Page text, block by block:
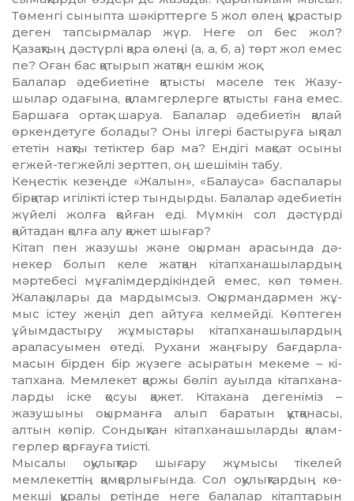
Төменгі сыныпта шәкірттерге 5 жол өлең құрастыр
деген тапсырмалар жүр. Неге ол бес жол?
Қазақтың дәстүрлі қара өлеңі (а, а, б, а) төрт жол емес
пе? Оған бас қатырып жатқан еш­кім жоқ.
Балалар әдебиетіне қатысты мәселе тек Жазу­
шылар одағына, қаламгерлерге қатысты ғана емес.
Баршаға ортақ шаруа. Балалар әдебиетін қа­лай
өркендетуге болады? Оны ілгері бастыруға ықпал
ететін нақты тетіктер бар ма? Ендігі мақсат осы­ны
егжей-тегжейлі зерттеп, оң шешімін та­бу.
Кеңестік кезеңде «Жалын», «Балауса» бас­па­лары
бірқатар игілікті істер тындырды. Балалар әдебиетін
жүйелі жолға қойған еді. Мүмкін сол дәстүрді
қайтадан қолға алу қажет шығар?
Кітап пен жазушы және оқырман арасында дә­
некер болып келе жатқан кітапханашылардың
мәртебесі мұғалімдердікіндей емес, көп төмен.
Жалақылары да мардымсыз. Оқырмандармен жұ­
мыс істеу жеңіл деп айтуға келмейді. Көптеген
ұйымдастыру жұмыстары кітапханашылардың
ара­ласуымен өтеді. Рухани жаңғыру бағдар­ла­
масын бірден бір жүзеге асыратын мекеме – кі­
тап­хана. Мемлекет қаржы бөліп ауылда кі­тапх­ана­
ларды іске қосуы қажет. Кітахана дегеніміз –
жазушыны оқырманға алып баратын құтқанасы,
алтын көпір. Сондықтан кітапханашыларды қа­лам­
герлер қорғауға тиісті.
Мысалы оқулықтар шығару жұмысы тікелей
мемлекеттің қамқорлығында. Сол оқулықтардың кө­
мекші құралы ретінде неге балалар кітаптарын